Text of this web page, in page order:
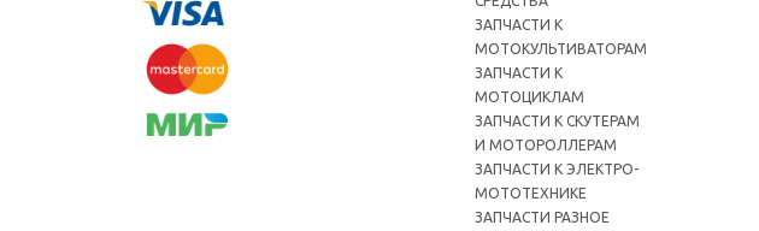
ЗАПЧАСТИ К
МОТОКУЛЬТИВАТОРАМ
ЗАПЧАСТИ К
МОТОЦИКЛАМ
ЗАПЧАСТИ К СКУТЕРАМ
И МОТОРОЛЛЕРАМ
ЗАПЧАСТИ К ЭЛЕКТРО-
МОТОТЕХНИКЕ
ЗАПЧАСТИ РАЗНОЕ